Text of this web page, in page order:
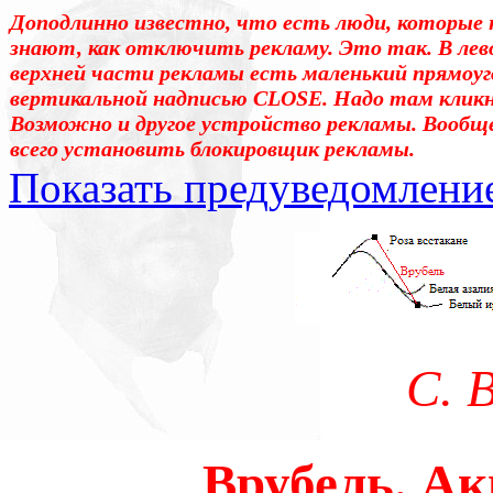
Доподлинно известно, что есть люди, которые
знают, как отключить рекламу. Это так. В
верхней части рекламы есть маленький
вертикальной надписью CLOSE. Надо там
Возможно и другое устройство рекламы.
всего установить блокировщик рекламы.
Показать
Уважаемые! Умоляю: не
отошли от суеты. – Перед
достаточно, чтоб
что не понятно.Прошу
С.